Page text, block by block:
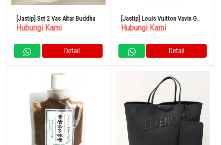
[Jastip] Set 2 Vas Altar Buddha
Hubungi Kami
Detail
[Jastip] Louis Vuitton Vavin GM
Tote Bag Tas PVC
Hubungi Kami
Detail